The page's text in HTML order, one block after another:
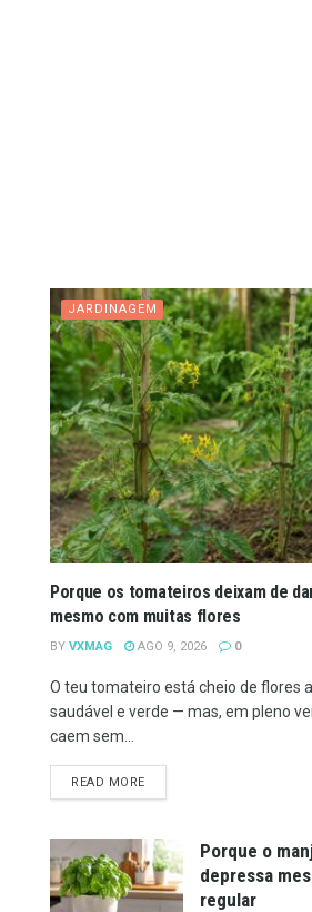
JARDINAGEM
Porque os tomateiros deixam de
mesmo com muitas flores
BY VXMAG AGO 9, 2026 0
O teu tomateiro está cheio de flores
saudável e verde — mas, em pleno
caem sem...
READ MOREDETAILS
Porque o
depressa
regular